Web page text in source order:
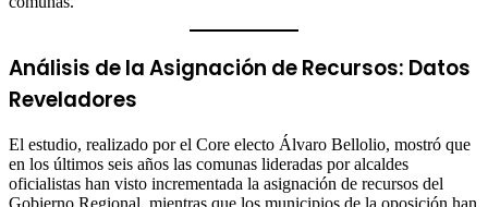
Análisis de la Asignación de Recursos: Datos
Reveladores
El estudio, realizado por el Core electo Álvaro Bellolio, mostró que
en los últimos seis años las comunas lideradas por alcaldes
oficialistas han visto incrementada la asignación de recursos del